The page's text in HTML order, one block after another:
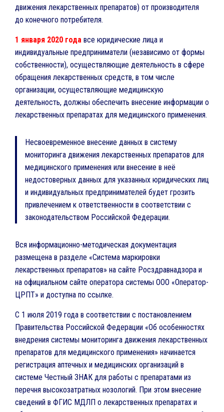
движения лекарственных препаратов) от производителя
до конечного потребителя.
1 января 2020 года все юридические лица и
индивидуальные предприниматели (независимо от формы
собственности), осуществляющие деятельность в сфере
обращения лекарственных средств, в том числе
организации, осуществляющие медицинскую
деятельность, должны обеспечить внесение информации о
лекарственных препаратах для медицинского применения.
Несвоевременное внесение данных в систему
мониторинга движения лекарственных препаратов для
медицинского применения или внесение в неё
недостоверных данных для указанных юридических лиц
и индивидуальных предпринимателей будет грозить
привлечением к ответственности в соответствии с
законодательством Российской Федерации.
Вся информационно-методическая документация
размещена в разделе «Система маркировки
лекарственных препаратов» на сайте Росздравнадзора и
на официальном сайте оператора системы ООО «Оператор-
ЦРПТ» и доступна по ссылке.
С 1 июля 2019 года в соответствии с постановлением
Правительства Российской Федерации «Об особенностях
внедрения системы мониторинга движения лекарственных
препаратов для медицинского применения» начинается
регистрация аптечных и медицинских организаций в
системе Честный ЗНАК для работы с препаратами из
перечня высокозатратных нозологий. При этом внесение
сведений в ФГИС МДЛП о лекарственных препаратах и